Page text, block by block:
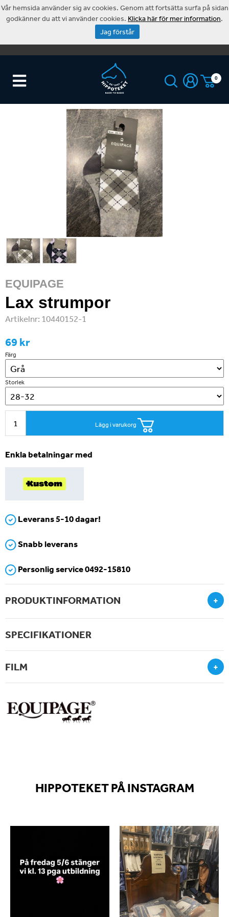
0
EQUIPAGE
Lax strumpor
Artikelnr: 10440152-1
69 kr
Färg
Storlek
Lägg i varukorg
Enkla betalningar med
Leverans 5-10 dagar!
Snabb leverans
Personlig service 0492-15810
PRODUKTINFORMATION +
SPECIFIKATIONER
FILM +
HIPPOTEKET PÅ INSTAGRAM
Vår hemsida använder sig av cookies. Genom att fortsätta surfa på sidan
godkänner du att vi använder cookies. Klicka här för mer information.
Jag förstår